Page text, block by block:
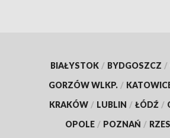
BIAŁYSTOK / BYDGOSZCZ /
GORZÓW WLKP. /
KRAKÓW / LUBLIN / ŁÓDŹ /
OPOLE / POZNAŃ /